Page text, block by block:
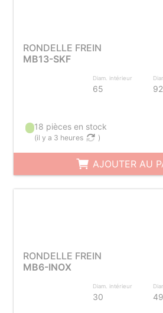
RONDELLE FREIN
MB13-SKF
Diam. intérieur
65 92
18 pièces en stock
(il y a 3 heures )
AJOUTER AU
RONDELLE FREIN
MB6-INOX
Diam. intérieur
30 49